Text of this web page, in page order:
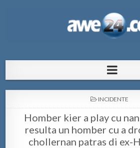
pa Aruba
POSTED
INCIDENTE
Homber kier a play cu
resulta un homber cu a
chollernan patras di ex-